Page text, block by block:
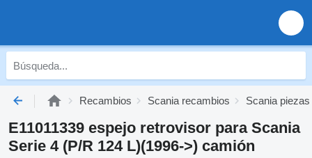
Recambios Scania recambios Scania
E11011339 espejo retrovisor para Scania
Serie 4 (P/R 124 L)(1996->) camión